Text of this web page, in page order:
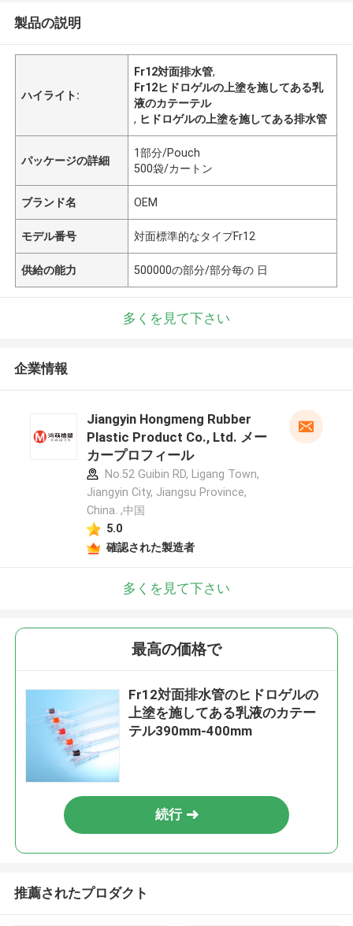
製品の説明
ハイライト:
Fr12対面排水管,
Fr12ヒドロゲルの上塗を施してある乳
液のカテーテル
, ヒドロゲルの上塗を施してある排水管
パッケージの詳細
1部分/Pouch
500袋/カートン
ブランド名 OEM
モデル番号 対面標準的なタイプFr12
供給の能力 500000の部分/部分每の 日
多くを見て下さい
企業情報
Jiangyin Hongmeng Rubber
Plastic Product Co., Ltd. メー
カープロフィール
No.52 Guibin RD, Ligang Town,
Jiangyin City, Jiangsu Province,
China. ,中国
5.0
確認された製造者
多くを見て下さい
最高の価格で
Fr12対面排水管のヒドロゲルの
上塗を施してある乳液のカテー
テル390mm-400mm
続行
推薦されたプロダクト